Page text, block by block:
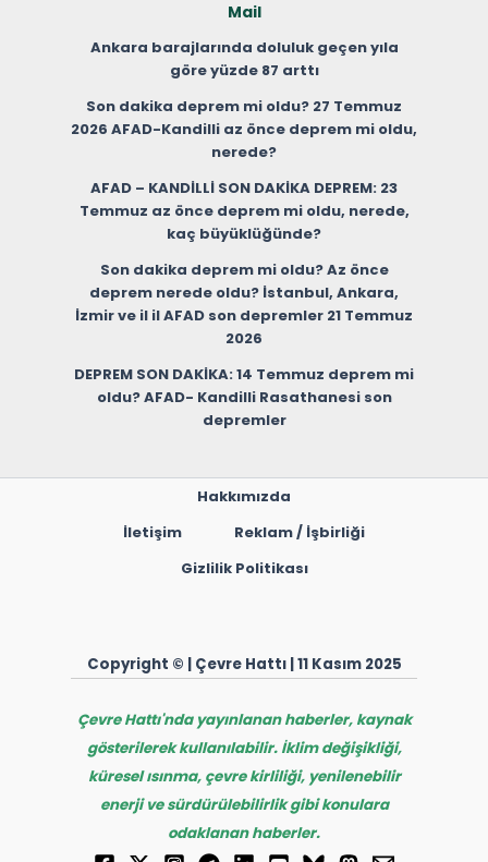
Mail
Ankara barajlarında doluluk geçen yıla
göre yüzde 87 arttı
Son dakika deprem mi oldu? 27 Temmuz
2026 AFAD-Kandilli az önce deprem mi oldu,
nerede?
AFAD – KANDİLLİ SON DAKİKA DEPREM: 23
Temmuz az önce deprem mi oldu, nerede,
kaç büyüklüğünde?
Son dakika deprem mi oldu? Az önce
deprem nerede oldu? İstanbul, Ankara,
İzmir ve il il AFAD son depremler 21 Temmuz
2026
DEPREM SON DAKİKA: 14 Temmuz deprem mi
oldu? AFAD- Kandilli Rasathanesi son
depremler
Hakkımızda
İletişim
Reklam / İşbirliği
Gizlilik Politikası
Copyright © | Çevre Hattı | 11 Kasım 2025
Çevre Hattı'nda yayınlanan haberler, kaynak
gösterilerek kullanılabilir. İklim değişikliği,
küresel ısınma, çevre kirliliği, yenilenebilir
enerji ve sürdürülebilirlik gibi konulara
odaklanan haberler.